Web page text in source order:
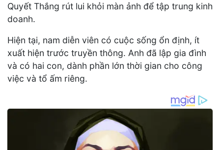
Quyết Thắng rút lui khỏi màn ảnh để tập trung kinh
doanh.
Hiện tại, nam diễn viên có cuộc sống ổn định, ít
xuất hiện trước truyền thông. Anh đã lập gia đình
và có hai con, dành phần lớn thời gian cho công
việc và tổ ấm riêng.